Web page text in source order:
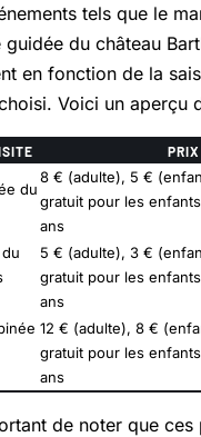
tels que le
guidée du château
en fonction de la
Voici un aperçu
PRIX
du
8 € (adulte), 5 €
gratuit pour les
ans
5 € (adulte), 3 €
gratuit pour les
ans
12 € (adulte), 8 €
gratuit pour les
ans
de noter que ces